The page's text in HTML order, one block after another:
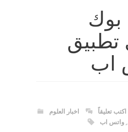
بوك
اب
اكتب تعليقاً
اخبار العلوم
واتس اب